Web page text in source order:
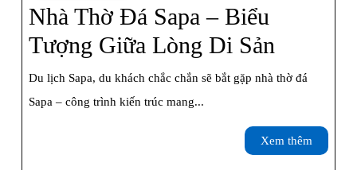
Làng
Cổ
Đẹp
Sapa
Nhà Thờ Đá Sapa – Biểu
Tượng Giữa Lòng Di Sản
Thờ
Sapa
–
Du lịch Sapa, du khách chắc chắn sẽ bắt gặp nhà thờ đá
Sapa – công trình kiến trúc mang...
Xem thêm
thêm